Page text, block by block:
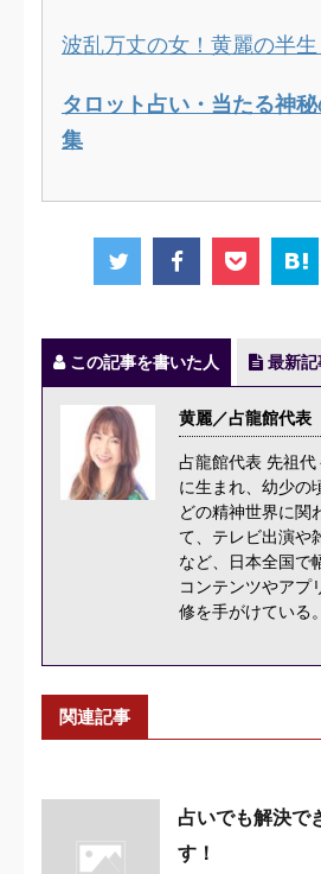
波乱万丈の女！黄麗の半
タロット占い・当たる神
集
この記事を書いた人 最新記
黄麗／占龍館代表
占龍館代表 先祖
に生まれ、幼少の
どの精神世界に関
て、テレビ出演や
など、日本全国で
コンテンツやアプ
修を手がけている。
関連記事
占いでも解決で
す！